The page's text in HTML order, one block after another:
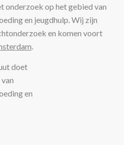
onderzoek op het gebied van
en jeugdhulp. Wij zijn
en komen voort
.